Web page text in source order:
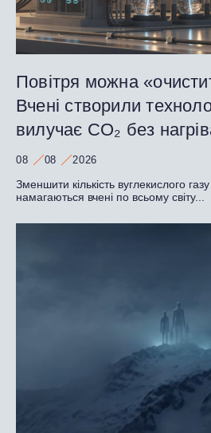
Повітря можна
Вчені створили
вилучає CO₂ без
08 08 2026
Зменшити кількість вуглекислого
намагаються вчені по всьому світу...